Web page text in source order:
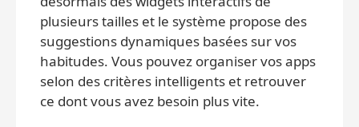
plusieurs tailles et le système propose des
suggestions dynamiques basées sur vos
habitudes. Vous pouvez organiser vos apps
selon des critères intelligents et retrouver
ce dont vous avez besoin plus vite.